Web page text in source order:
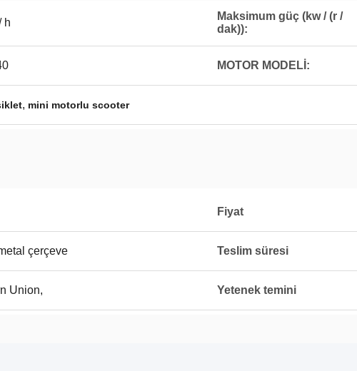
h
Maksimum güç (kw / (r /
dak)):
MOTOR MODELİ:
, mini motorlu scooter
Fiyat
çerçeve Teslim süresi
Union, Yetenek temini